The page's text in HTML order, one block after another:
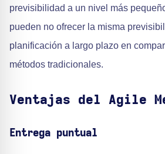
previsibilidad a un nivel más
pueden no ofrecer la misma
planificación a largo plazo en
métodos tradicionales.
Ventajas del Agile
Entrega puntual